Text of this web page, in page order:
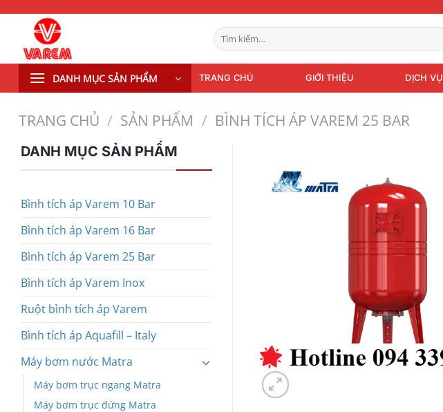
dung
Tìm
kiếm:
DANH MỤC SẢN PHẨM TRANG CHỦ GIỚI THIỆU DỊCH VỤ
TRANG CHỦ / SẢN PHẨM / BÌNH TÍCH ÁP VAREM 25 BAR
DANH MỤC SẢN PHẨM
Bình tích áp Varem 10 Bar
Bình tích áp Varem 16 Bar
Bình tích áp Varem 25 Bar
Bình tích áp Varem Inox
Ruột bình tích áp Varem
Bình tích áp Aquafill – Italy
Máy bơm nước Matra
Máy bơm trục ngang Matra
Máy bơm trục đứng Matra